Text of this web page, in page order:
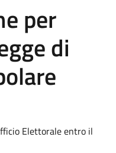
per
di
Elettorale entro il